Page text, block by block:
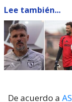
Lee también...
De acuerdo a AS